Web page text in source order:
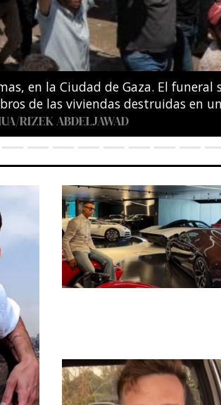
Tío Casas compiten en la final
de Saint-Denis, en las